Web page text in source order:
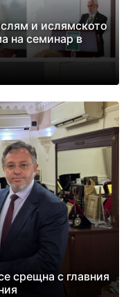
и ислямското
на семинар в
срещна с главния